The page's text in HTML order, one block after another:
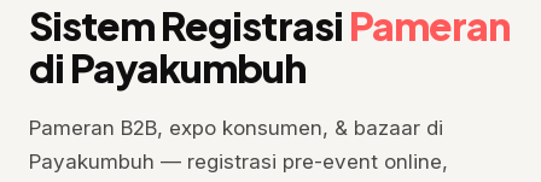
Sistem Registrasi Pameran
di Payakumbuh
Pameran B2B, expo konsumen, & bazaar di
Payakumbuh — registrasi pre-event online,